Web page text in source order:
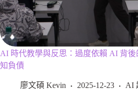
AI 時代教學與反思：過度依賴 AI 背
知負債
廖文碩 Kevin 2025-12-23 AI